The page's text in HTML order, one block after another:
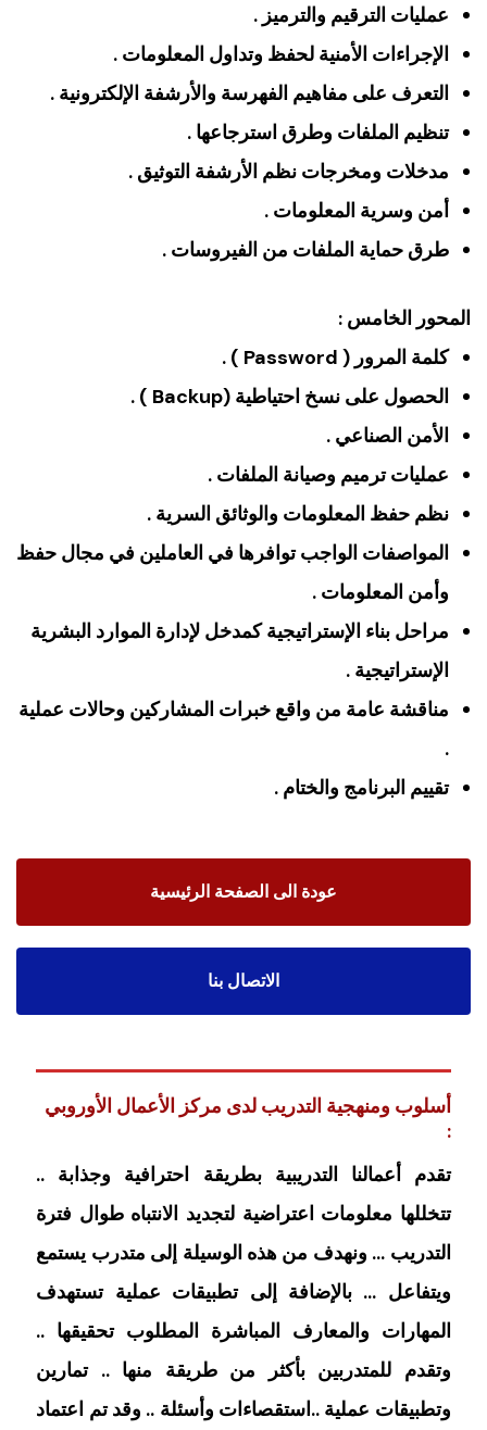
عمليات الترقيم والترميز .
الإجراءات الأمنية لحفظ وتداول المعلومات .
التعرف على مفاهيم الفهرسة والأرشفة الإلكترونية .
تنظيم الملفات وطرق استرجاعها .
مدخلات ومخرجات نظم الأرشفة التوثيق .
أمن وسرية المعلومات .
طرق حماية الملفات من الفيروسات .
المحور الخامس :
كلمة المرور ( Password ) .
الحصول على نسخ احتياطية (Backup ) .
الأمن الصناعي .
عمليات ترميم وصيانة الملفات .
نظم حفظ المعلومات والوثائق السرية .
المواصفات الواجب توافرها في العاملين في مجال حفظ
وأمن المعلومات .
مراحل بناء الإستراتيجية كمدخل لإدارة الموارد البشرية
الإستراتيجية .
مناقشة عامة من واقع خبرات المشاركين وحالات عملية
.
تقييم البرنامج والختام .
عودة الى الصفحة الرئيسية
الاتصال بنا
أسلوب ومنهجية التدريب لدى مركز الأعمال الأوروبي
:
تقدم أعمالنا التدريبية بطريقة احترافية وجذابة ..
تتخللها معلومات اعتراضية لتجديد الانتباه طوال فترة
التدريب … ونهدف من هذه الوسيلة إلى متدرب يستمع
ويتفاعل … بالإضافة إلى تطبيقات عملية تستهدف
المهارات والمعارف المباشرة المطلوب تحقيقها ..
وتقدم للمتدربين بأكثر من طريقة منها .. تمارين
وتطبيقات عملية ..استقصاءات وأسئلة .. وقد تم اعتماد